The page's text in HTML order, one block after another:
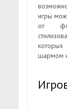
игры
от
шармом